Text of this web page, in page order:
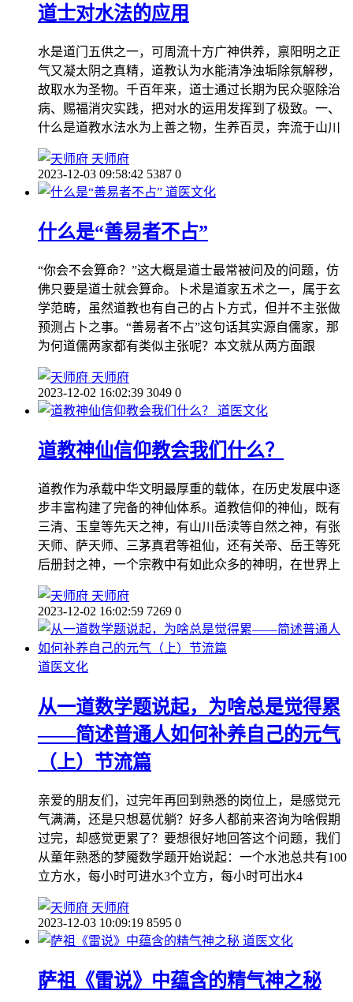
道士对水法的应用
水是道门五供之一，可周流十方广神供养，禀阳明之正
气又凝太阴之真精，道教认为水能清净浊垢除氛解秽，
故取水为圣物。千百年来，道士通过长期为民众驱除治
病、赐福消灾实践，把对水的运用发挥到了极致。一、
什么是道教水法水为上善之物，生养百灵，奔流于山川
天师府
2023-12-03 09:58:42 5387 0
道医文化
什么是“善易者不占”
“你会不会算命？”这大概是道士最常被问及的问题，仿
佛只要是道士就会算命。卜术是道家五术之一，属于玄
学范畴，虽然道教也有自己的占卜方式，但并不主张做
预测占卜之事。“善易者不占”这句话其实源自儒家，那
为何道儒两家都有类似主张呢？本文就从两方面跟
天师府
2023-12-02 16:02:39 3049 0
道医文化
道教神仙信仰教会我们什么？
道教作为承载中华文明最厚重的载体，在历史发展中逐
步丰富构建了完备的神仙体系。道教信仰的神仙，既有
三清、玉皇等先天之神，有山川岳渎等自然之神，有张
天师、萨天师、三茅真君等祖仙，还有关帝、岳王等死
后册封之神，一个宗教中有如此众多的神明，在世界上
天师府
2023-12-02 16:02:59 7269 0
道医文化
从一道数学题说起，为啥总是觉得累
——简述普通人如何补养自己的元气
（上）节流篇
亲爱的朋友们，过完年再回到熟悉的岗位上，是感觉元
气满满，还是只想葛优躺？好多人都前来咨询为啥假期
过完，却感觉更累了？要想很好地回答这个问题，我们
从童年熟悉的梦魇数学题开始说起：一个水池总共有100
立方水，每小时可进水3个立方，每小时可出水4
天师府
2023-12-03 10:09:19 8595 0
道医文化
萨祖《雷说》中蕴含的精气神之秘